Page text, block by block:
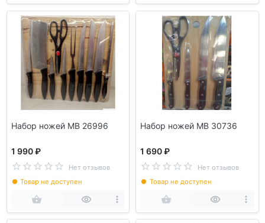
Набор ножей MB 26996
1 990 ₽
Нет отзывов
Товар не доступен
Набор ножей MB 30736
1 690 ₽
Нет отзывов
Товар не доступен